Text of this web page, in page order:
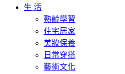
生 活
熟齡學習
住宅居家
美妝保養
日常穿搭
藝術文化